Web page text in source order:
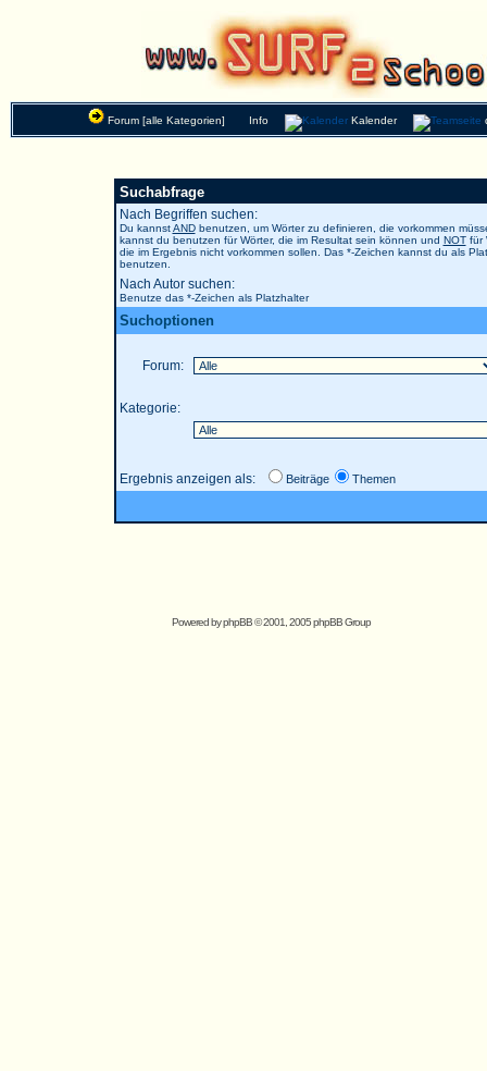
Forum [alle Kategorien] Info Kalender
Suchabfrage
Nach Begriffen suchen:
Du kannstANDbenutzen, um Wörter zu definieren, die vorkommen
kannst du benutzen für Wörter, die im Resultat sein können und NOTfür
die im Ergebnis nicht vorkommen sollen. Das *-Zeichen kannst du als
benutzen.
Nach Autor suchen:
Benutze das *-Zeichen als Platzhalter
Suchoptionen
Forum:
Kategorie:
Ergebnis anzeigen als: Beiträge Themen
Powered byphpBB© 2001, 2005 phpBB Group